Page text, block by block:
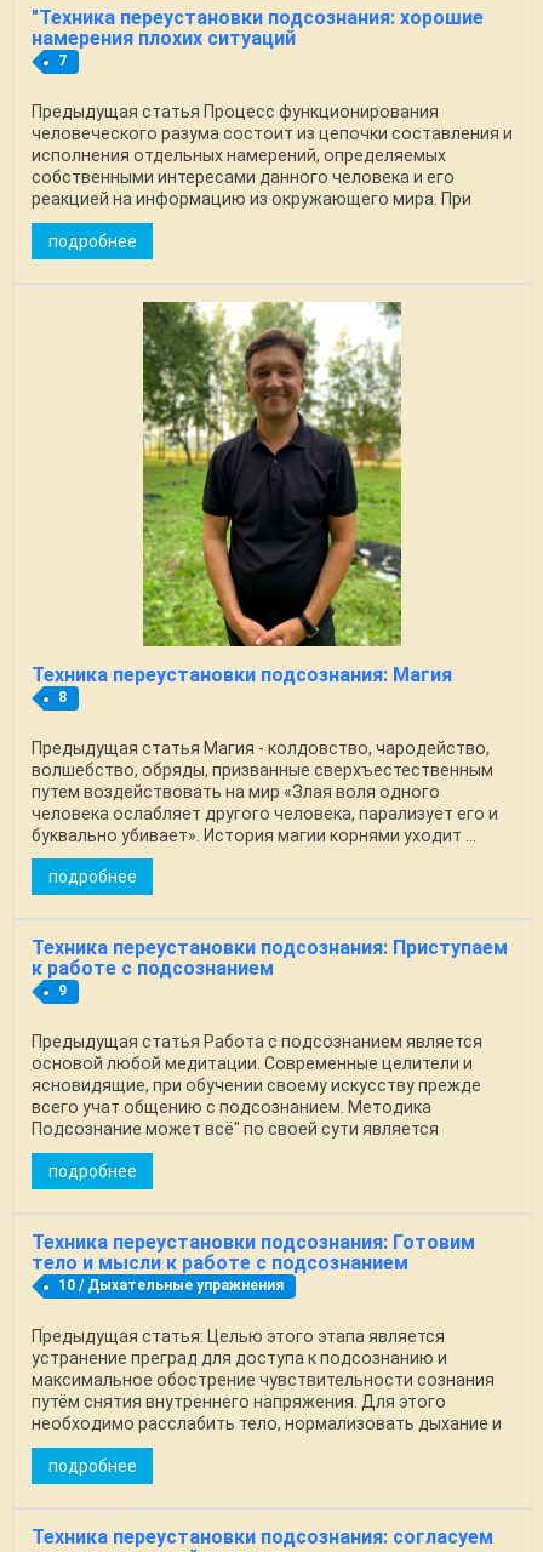
"Техника переустановки подсознания: хорошие
намерения плохих ситуаций
7
Предыдущая статья Процесс функционирования
человеческого разума состоит из цепочки составления и
исполнения отдельных намерений, определяемых
собственными интересами данного человека и его
реакцией на информацию из окружающего мира. При
этом обе ...
подробнее
Техника переустановки подсознания: Магия
8
Предыдущая статья Магия - колдовство, чародейство,
волшебство, обряды, призванные сверхъестественным
путем воздействовать на мир «Злая воля одного
человека ослабляет другого человека, парализует его и
буквально убивает». История магии корнями уходит ...
подробнее
Техника переустановки подсознания: Приступаем
к работе с подсознанием
9
Предыдущая статья Работа с подсознанием является
основой любой медитации. Современные целители и
ясновидящие, при обучении своему искусству прежде
всего учат общению с подсознанием. Методика
Подсознание может всё" по своей сути является
известным с ...
подробнее
Техника переустановки подсознания: Готовим
тело и мысли к работе с подсознанием
10 / Дыхательные упражнения
Предыдущая статья: Целью этого этапа является
устранение преград для доступа к подсознанию и
максимальное обострение чувствительности сознания
путём снятия внутреннего напряжения. Для этого
необходимо расслабить тело, нормализовать дыхание и
...
подробнее
Техника переустановки подсознания: согласуем